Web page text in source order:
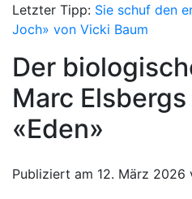
Letzter Tipp: Sie schuf den
Joch» von Vicki Baum
Der
Marc
«Eden»
Publiziert am 12. März 2026